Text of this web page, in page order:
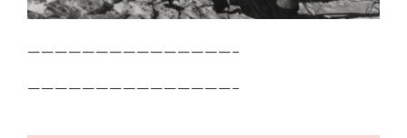
———————————————–
———————————————–